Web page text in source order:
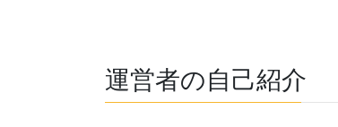
運営者の自己紹介